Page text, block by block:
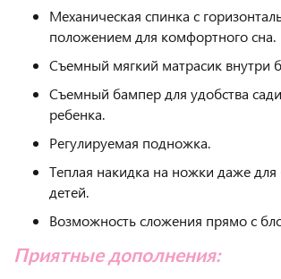
Механическая спинка с
положением для комфортного сна.
Съемный мягкий матрасик внутри
Съемный бампер для удобства
ребенка.
Регулируемая подножка.
Теплая накидка на ножки даже
детей.
Возможность сложения прямо с
Приятные дополнения: